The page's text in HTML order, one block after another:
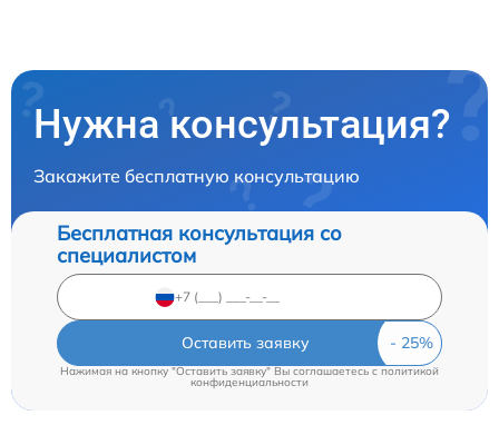
Нужна консультация?
Закажите бесплатную консультацию
Бесплатная консультация со
специалистом
Оставить заявку
Нажимая на кнопку "Оставить заявку" Вы соглашаетесь cполитикой
конфиденциальности